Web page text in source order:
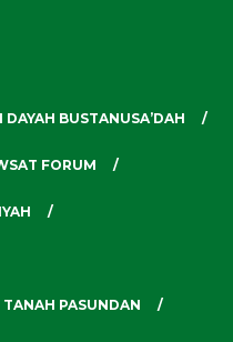
BUSTANUSA’DAH
FORUM
PASUNDAN